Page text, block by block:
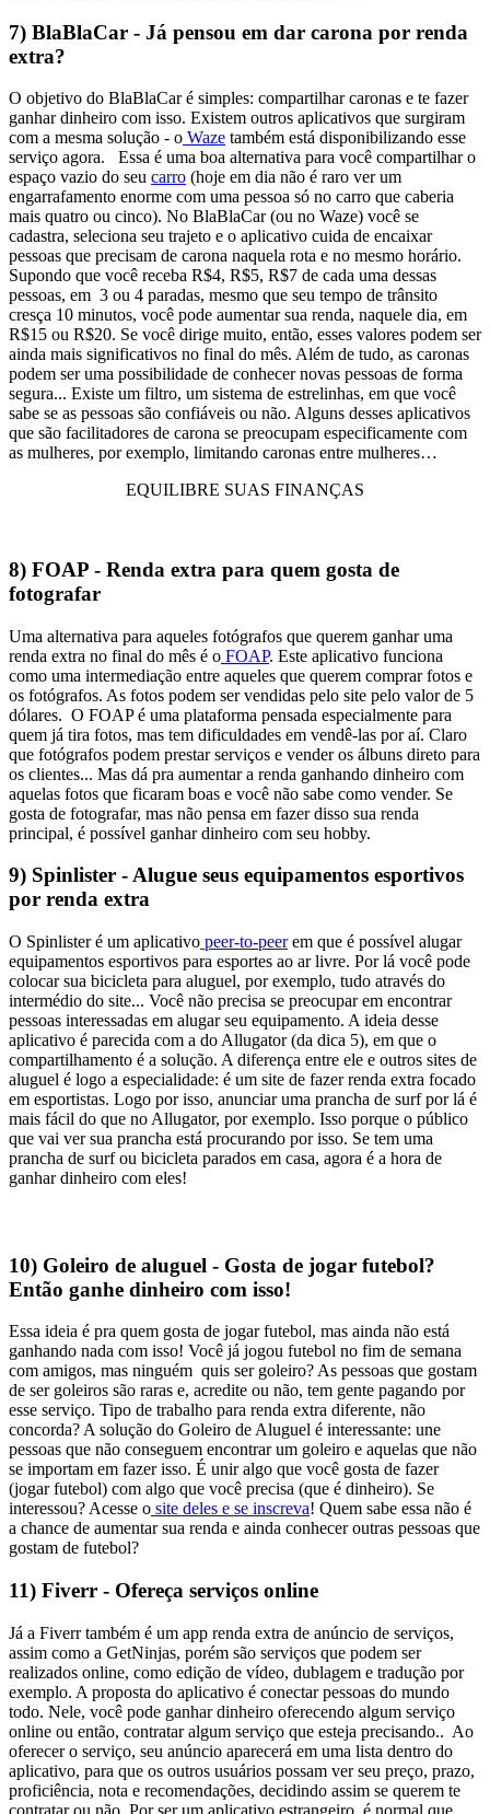
7) BlaBlaCar - Já pensou em dar carona por renda
extra?
O objetivo do BlaBlaCar é simples: compartilhar caronas e te fazer
ganhar dinheiro com isso. Existem outros aplicativos que surgiram
com a mesma solução - o Waze também está disponibilizando esse
serviço agora.
Essa é uma boa alternativa para você compartilhar o
espaço vazio do seu carro (hoje em dia não é raro ver um
engarrafamento enorme com uma pessoa só no carro que caberia
mais quatro ou cinco). No BlaBlaCar (ou no Waze) você se
cadastra, seleciona seu trajeto e o aplicativo cuida de encaixar
pessoas que precisam de carona naquela rota e no mesmo horário.
Supondo que você receba R$4, R$5, R$7 de cada uma dessas
pessoas, em 3 ou 4 paradas, mesmo que seu tempo de trânsito
cresça 10 minutos, você pode aumentar sua renda, naquele dia, em
R$15 ou R$20. Se você dirige muito, então, esses valores podem ser
ainda mais significativos no final do mês. Além de tudo, as caronas
podem ser uma possibilidade de conhecer novas pessoas de forma
segura... Existe um filtro, um sistema de estrelinhas, em que você
sabe se as pessoas são confiáveis ou não. Alguns desses aplicativos
que são facilitadores de carona se preocupam especificamente com
as mulheres, por exemplo, limitando caronas entre mulheres…
EQUILIBRE SUAS FINANÇAS
8) FOAP - Renda extra para quem gosta de
fotografar
Uma alternativa para aqueles fotógrafos que querem ganhar uma
renda extra no final do mês é o FOAP. Este aplicativo funciona
como uma intermediação entre aqueles que querem comprar fotos e
os fotógrafos. As fotos podem ser vendidas pelo site pelo valor de 5
dólares. O FOAP é uma plataforma pensada especialmente para
quem já tira fotos, mas tem dificuldades em vendê-las por aí. Claro
que fotógrafos podem prestar serviços e vender os álbuns direto para
os clientes... Mas dá pra aumentar a renda ganhando dinheiro com
aquelas fotos que ficaram boas e você não sabe como vender. Se
gosta de fotografar, mas não pensa em fazer disso sua renda
principal, é possível ganhar dinheiro com seu hobby.
9) Spinlister - Alugue seus equipamentos esportivos
por renda extra
O Spinlister é um aplicativo peer-to-peerem que é possível alugar
equipamentos esportivos para esportes ao ar livre. Por lá você pode
colocar sua bicicleta para aluguel, por exemplo, tudo através do
intermédio do site... Você não precisa se preocupar em encontrar
pessoas interessadas em alugar seu equipamento. A ideia desse
aplicativo é parecida com a do Allugator (da dica 5), em que o
compartilhamento é a solução. A diferença entre ele e outros sites de
aluguel é logo a especialidade: é um site de fazer renda extra focado
em esportistas. Logo por isso, anunciar uma prancha de surf por lá é
mais fácil do que no Allugator, por exemplo. Isso porque o público
que vai ver sua prancha está procurando por isso. Se tem uma
prancha de surf ou bicicleta parados em casa, agora é a hora de
ganhar dinheiro com eles!
10) Goleiro de aluguel - Gosta de jogar futebol?
Então ganhe dinheiro com isso!
Essa ideia é pra quem gosta de jogar futebol, mas ainda não está
ganhando nada com isso! Você já jogou futebol no fim de semana
com amigos, mas ninguém quis ser goleiro? As pessoas que gostam
de ser goleiros são raras e, acredite ou não, tem gente pagando por
esse serviço. Tipo de trabalho para renda extra diferente, não
concorda? A solução do Goleiro de Aluguel é interessante: une
pessoas que não conseguem encontrar um goleiro e aquelas que não
se importam em fazer isso. É unir algo que você gosta de fazer
(jogar futebol) com algo que você precisa (que é dinheiro). Se
interessou? Acesse o site deles e se inscreva! Quem sabe essa não é
a chance de aumentar sua renda e ainda conhecer outras pessoas que
gostam de futebol?
11) Fiverr - Ofereça serviços online
Já a Fiverr também é um app renda extra de anúncio de serviços,
assim como a GetNinjas, porém são serviços que podem ser
realizados online, como edição de vídeo, dublagem e tradução por
exemplo. A proposta do aplicativo é conectar pessoas do mundo
todo. Nele, você pode ganhar dinheiro oferecendo algum serviço
online ou então, contratar algum serviço que esteja precisando.. Ao
oferecer o serviço, seu anúncio aparecerá em uma lista dentro do
aplicativo, para que os outros usuários possam ver seu preço, prazo,
proficiência, nota e recomendações, decidindo assim se querem te
contratar ou não. Por ser um aplicativo estrangeiro, é normal que